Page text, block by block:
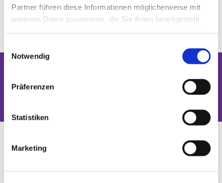
Partner führen diese Informationen möglicherweise mit
weiteren Daten zusammen, die Sie ihnen bereitgestellt
Notwendig
Präferenzen
Statistiken
Marketing
Dies könnte Sie auch interessieren